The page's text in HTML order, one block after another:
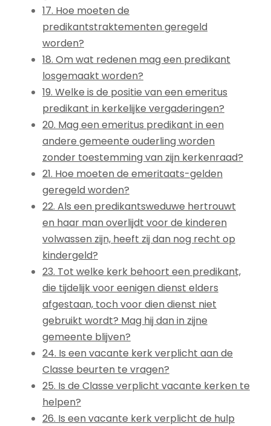
17. Hoe moeten de
predikantstraktementen geregeld
worden?
18. Om wat redenen mag een predikant
losgemaakt worden?
19. Welke is de positie van een emeritus
predikant in kerkelijke vergaderingen?
20. Mag een emeritus predikant in een
andere gemeente ouderling worden
zonder toestemming van zijn kerkenraad?
21. Hoe moeten de emeritaats-gelden
geregeld worden?
22. Als een predikantsweduwe hertrouwt
en haar man overlijdt voor de kinderen
volwassen zijn, heeft zij dan nog recht op
kindergeld?
23. Tot welke kerk behoort een predikant,
die tijdelijk voor eenigen dienst elders
afgestaan, toch voor dien dienst niet
gebruikt wordt? Mag hij dan in zijne
gemeente blijven?
24. Is een vacante kerk verplicht aan de
Classe beurten te vragen?
25. Is de Classe verplicht vacante kerken te
helpen?
26. Is een vacante kerk verplicht de hulp